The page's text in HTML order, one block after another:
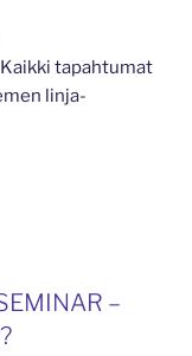
tapahtumat
linja-
–